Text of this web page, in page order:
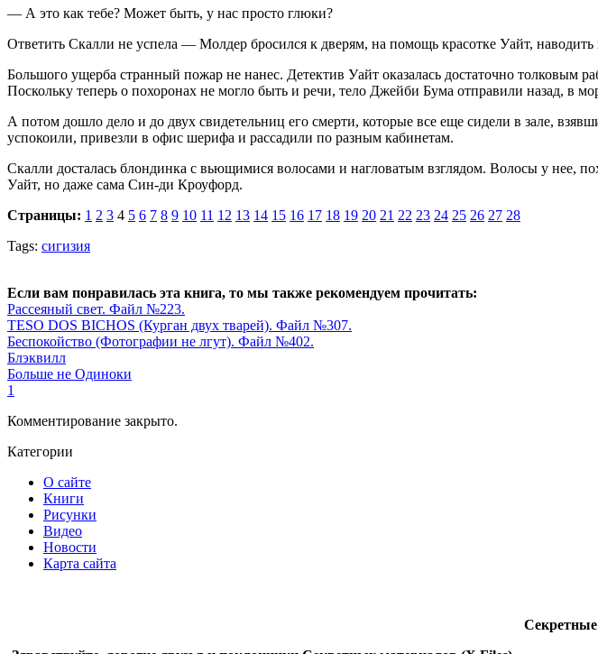
— А это как тебе? Может быть, у нас просто глюки?
Ответить Скалли не успела — Молдер бросился к дверям, на помощь красотке Уайт,
Большого ущерба странный пожар не нанес. Детектив Уайт оказалась достаточно толковым
Поскольку теперь о похоронах не могло быть и речи, тело Джейби Бума отправили назад, в
А потом дошло дело и до двух свидетельниц его смерти, которые все еще сидели в зале,
успокоили, привезли в офис шерифа и рассадили по разным кабинетам.
Скалли досталась блондинка с вьющимися волосами и нагловатым взглядом. Волосы у нее,
Уайт, но даже сама Син-ди Кроуфорд.
Страницы: 1 2 3 4 5 6 7 8 9 10 11 12 13 14 15 16 17 18 19 20 21 22 23 24 25 26 27 28
Tags: сигизия
Если вам понравилась эта книга, то мы также рекомендуем прочитать:
Рассеяный свет. Файл №223.
TESO DOS BICHOS (Курган двух тварей). Файл №307.
Беспокойство (Фотографии не лгут). Файл №402.
Блэквилл
Больше не Одиноки
1
Комментирование закрыто.
Категории
О сайте
Книги
Рисунки
Видео
Новости
Карта сайта